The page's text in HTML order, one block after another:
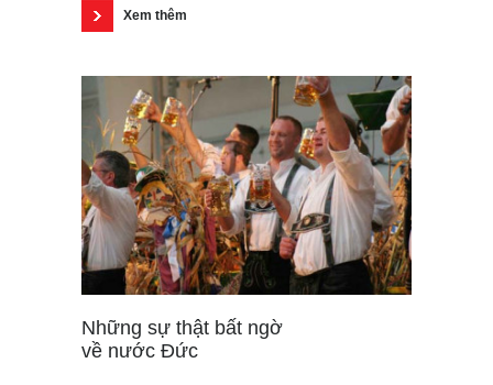
Xem thêm
Những sự thật bất ngờ
về nước Đức